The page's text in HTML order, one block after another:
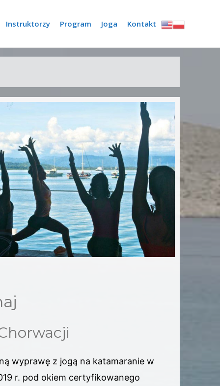
Instruktorzy Program Joga Kontakt
wyprawę z jogą na katamaranie w
r. pod okiem certyfikowanego